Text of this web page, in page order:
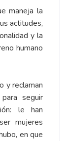
maneja la
actitudes,
y la
humano
y reclaman
seguir
le han
mujeres
en que